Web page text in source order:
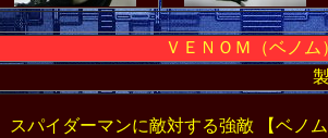
ＶＥＮＯＭ（ベノ
スパイダーマンに敵対する強敵 【ベノ